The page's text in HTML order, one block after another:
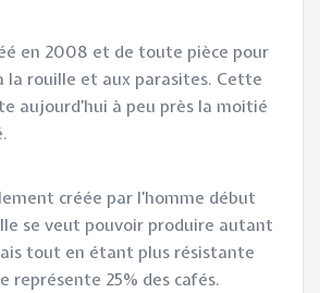
en 2008 et de toute pièce pour
la rouille et aux parasites. Cette
aujourd’hui à peu près la moitié
créée par l’homme début
se veut pouvoir produire autant
tout en étant plus résistante
représente 25% des cafés.